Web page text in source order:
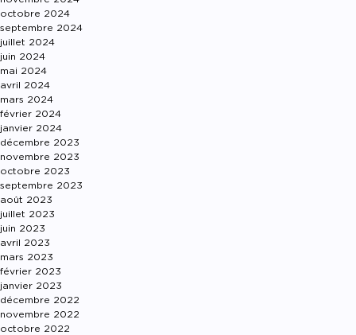
octobre 2024
septembre 2024
juillet 2024
juin 2024
mai 2024
avril 2024
mars 2024
février 2024
janvier 2024
décembre 2023
novembre 2023
octobre 2023
septembre 2023
août 2023
juillet 2023
juin 2023
avril 2023
mars 2023
février 2023
janvier 2023
décembre 2022
novembre 2022
octobre 2022